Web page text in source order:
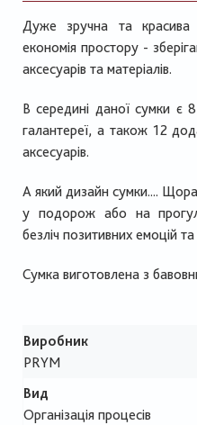
Дуже зручна та
економія простору -
аксесуарів та матеріалів.
В середині даної сумки є
галантереї, а також 12
аксесуарів.
А який дизайн сумки....
у подорож або на
безліч позитивних емоцій та
Сумка виготовлена з
Виробник
PRYM
Вид
Організація процесів